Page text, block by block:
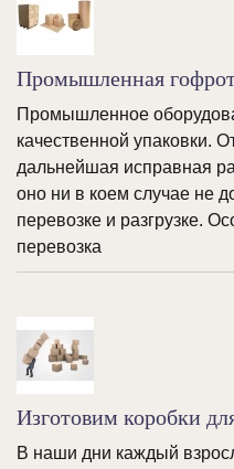
Промышленная
Промышленное
качественной упаковки.
дальнейшая исправная
оно ни в коем случае не
перевозке и разгрузке.
перевозка
Изготовим коробки
В наши дни каждый